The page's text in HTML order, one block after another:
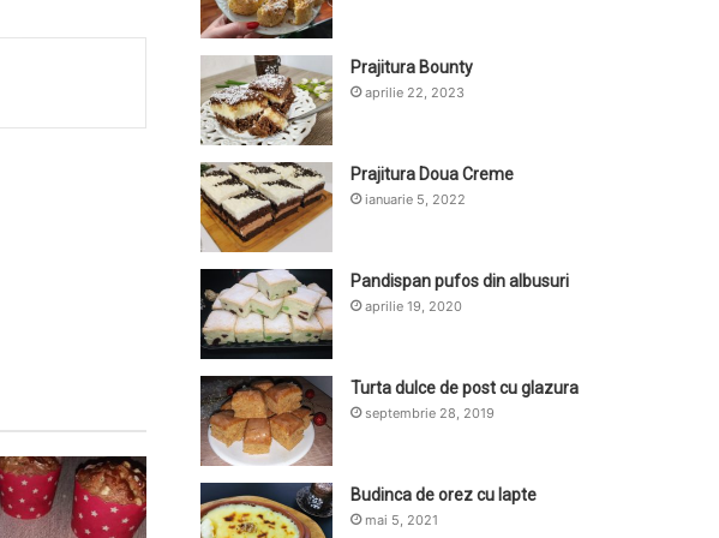
Prajitura Bounty
aprilie 22, 2023
Prajitura Doua Creme
ianuarie 5, 2022
Pandispan pufos din albusuri
aprilie 19, 2020
Turta dulce de post cu glazura
septembrie 28, 2019
Budinca de orez cu lapte
mai 5, 2021